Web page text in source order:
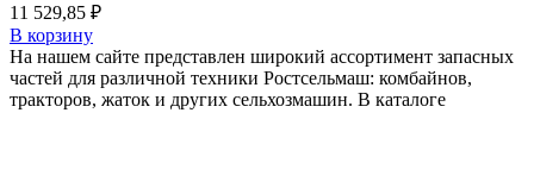
11 529,85 ₽
В корзину
На нашем сайте представлен широкий ассортимент запасных
частей для различной техники Ростсельмаш: комбайнов,
тракторов, жаток и других сельхозмашин. В каталоге